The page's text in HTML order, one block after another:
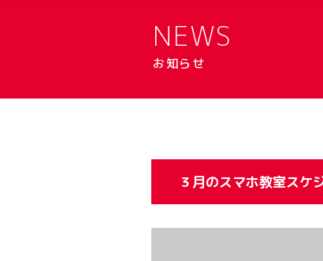
NEWS
お知らせ
３月のスマホ教室スケ